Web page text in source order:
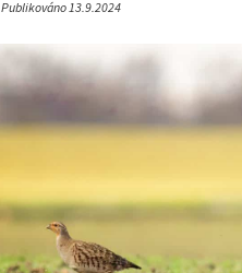
Publikováno 13.9.2024